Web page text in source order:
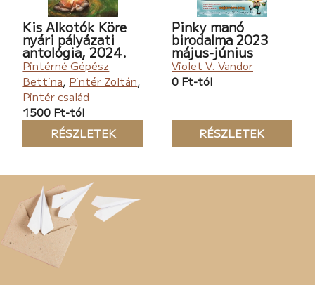
Kis Alkotók Köre
nyári pályázati
antológia, 2024.
Pintérné Gépész
Bettina, Pintér Zoltán,
Pintér család
1500 Ft-tól
RÉSZLETEK
Pinky manó
birodalma 2023
május-június
Violet V. Vandor
0 Ft-tól
RÉSZLETEK